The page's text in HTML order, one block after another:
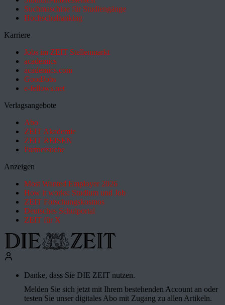
Suchmaschine für Studiengänge
Hochschulranking
Karriere
Jobs im ZEIT Stellenmarkt
academics
academics.com
GoodJobs
e-fellows.net
Verlagsangebote
Abo
ZEIT Akademie
ZEIT REISEN
Partnersuche
Anzeigen
Most Wanted Employer 2026
How it works: Studium und Job
ZEIT Forschungskosmos
Deutsches Schulportal
ZEIT für X
Danke, dass Sie DIE ZEIT nutzen.
Melden Sie sich jetzt mit Ihrem bestehenden Account an oder
testen Sie unser digitales Abo mit Zugang zu allen Artikeln.